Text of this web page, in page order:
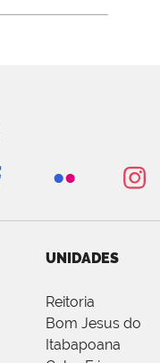
UNIDADES
Reitoria
Bom Jesus do
Itabapoana